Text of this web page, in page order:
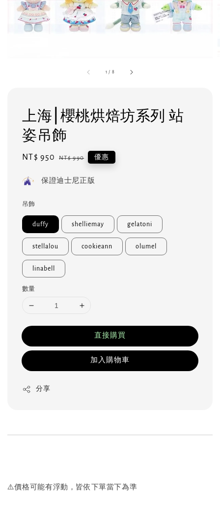
1 / 8
上海⎮櫻桃烘焙坊系列 站
姿吊飾
Sale
NT$ 950 Regular
NT$ 990 優惠
保證迪士尼正版
吊飾
duffy shelliemay gelatoni
stellalou cookieann olumel
linabell
數量
直接購買
加入購物車
分享
⚠️價格可能有浮動，皆依下單當下為準